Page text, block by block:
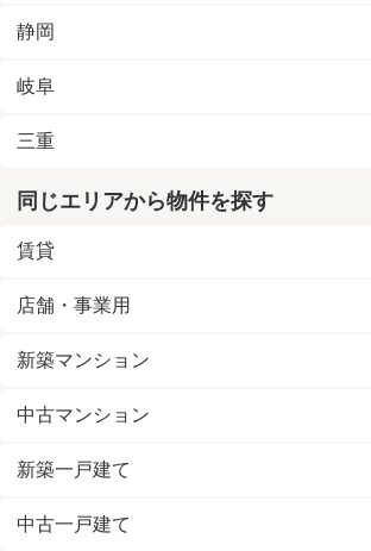
静岡
岐阜
三重
同じエリアから物件を探す
賃貸
店舗・事業用
新築マンション
中古マンション
新築一戸建て
中古一戸建て